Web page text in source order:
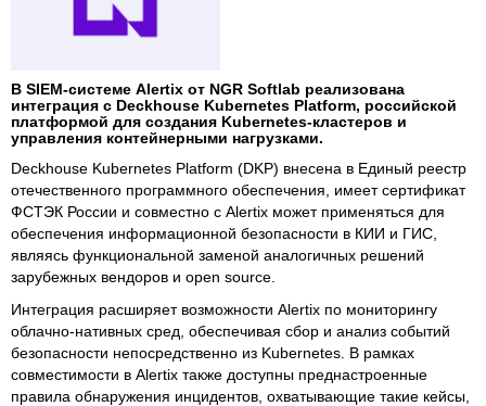
В SIEM-системе Alertix от NGR Softlab реализована
интеграция с Deckhouse Kubernetes Platform, российской
платформой для создания Kubernetes-кластеров и
управления контейнерными нагрузками.
Deckhouse Kubernetes Platform (DKP) внесена в Единый реестр
отечественного программного обеспечения, имеет сертификат
ФСТЭК России и совместно с Alertix может применяться для
обеспечения информационной безопасности в КИИ и ГИС,
являясь функциональной заменой аналогичных решений
зарубежных вендоров и open source.
Интеграция расширяет возможности Alertix по мониторингу
облачно-нативных сред, обеспечивая сбор и анализ событий
безопасности непосредственно из Kubernetes. В рамках
совместимости в Alertix также доступны преднастроенные
правила обнаружения инцидентов, охватывающие такие кейсы,